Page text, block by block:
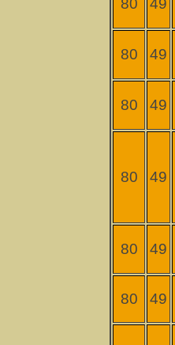
80 49
80 49
80 49
80 49
80 49
80 49